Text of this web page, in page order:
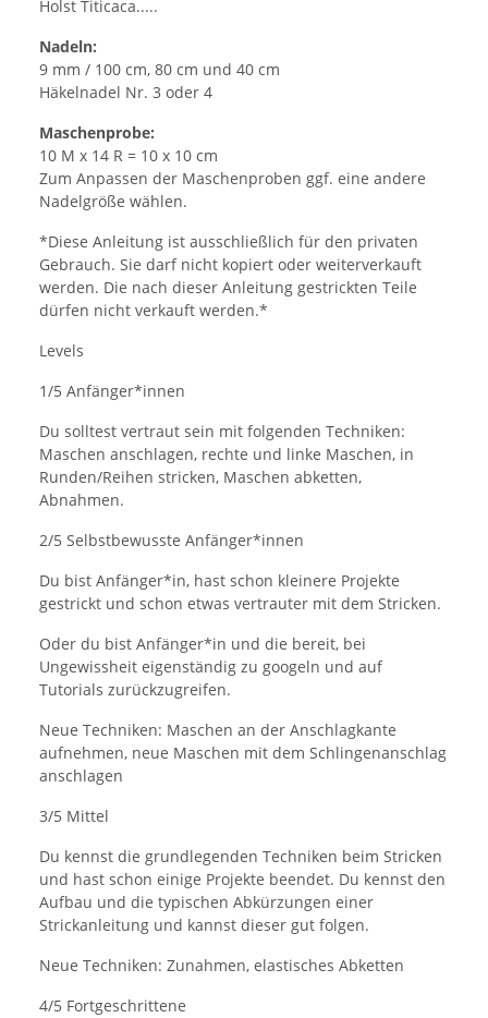
Holst Titicaca.....
Nadeln:
9 mm / 100 cm, 80 cm und 40 cm
Häkelnadel Nr. 3 oder 4
Maschenprobe:
10 M x 14 R = 10 x 10 cm
Zum Anpassen der Maschenproben ggf. eine andere
Nadelgröße wählen.
*Diese Anleitung ist ausschließlich für den privaten
Gebrauch. Sie darf nicht kopiert oder weiterverkauft
werden. Die nach dieser Anleitung gestrickten Teile
dürfen nicht verkauft werden.*
Levels
1/5 Anfänger*innen
Du solltest vertraut sein mit folgenden Techniken:
Maschen anschlagen, rechte und linke Maschen, in
Runden/Reihen stricken, Maschen abketten,
Abnahmen.
2/5 Selbstbewusste Anfänger*innen
Du bist Anfänger*in, hast schon kleinere Projekte
gestrickt und schon etwas vertrauter mit dem Stricken.
Oder du bist Anfänger*in und die bereit, bei
Ungewissheit eigenständig zu googeln und auf
Tutorials zurückzugreifen.
Neue Techniken: Maschen an der Anschlagkante
aufnehmen, neue Maschen mit dem Schlingenanschlag
anschlagen
3/5 Mittel
Du kennst die grundlegenden Techniken beim Stricken
und hast schon einige Projekte beendet. Du kennst den
Aufbau und die typischen Abkürzungen einer
Strickanleitung und kannst dieser gut folgen.
Neue Techniken: Zunahmen, elastisches Abketten
4/5 Fortgeschrittene